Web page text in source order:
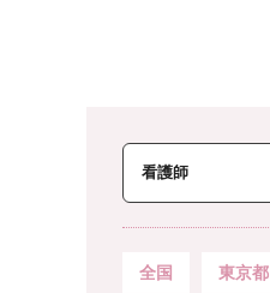
全国 東京都